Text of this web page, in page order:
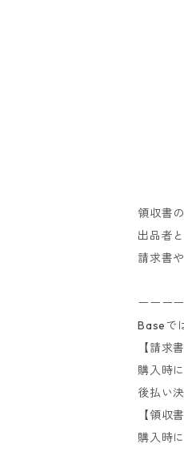
領収書
出品者
請求書
ーーー
Baseで
【請求書
購入時
後払い
【領収書
購入時